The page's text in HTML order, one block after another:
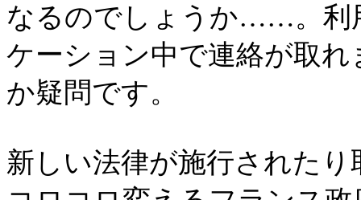
なるのでしょうか……。利
ケーション中で連絡が取
か疑問です。
新しい法律が施行された